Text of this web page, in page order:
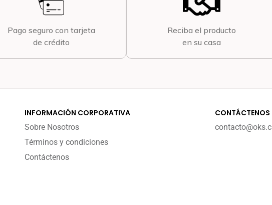
Pago seguro con tarjeta
de crédito
Reciba el producto
en su casa
INFORMACIÓN CORPORATIVA
Sobre Nosotros
Términos y condiciones
Contáctenos
CONTÁCTENOS
contacto@oks.cl